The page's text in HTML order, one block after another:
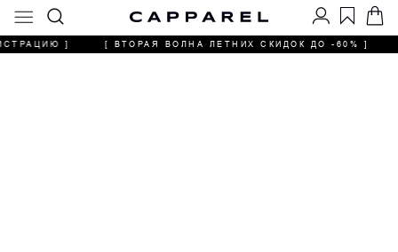
] [ ВТОРАЯ ВОЛНА ЛЕТНИХ СКИДОК ДО -60% ]